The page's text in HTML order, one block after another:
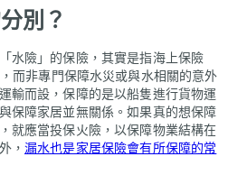
別？
水險」的保險，其實是指海上保險
而非專門保障水災或與水相關的意外
輸而設，保障的是以船隻進行貨物運
保障家居並無關係。如果真的想保障
就應當投保火險，以保障物業結構在
， 漏水也是家居保險會有所保障的常